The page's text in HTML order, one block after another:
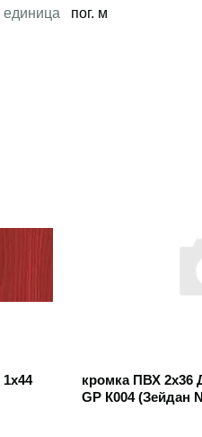
единица пог. м
кромка ПВХ 2х36
GP К004 (Зейдан